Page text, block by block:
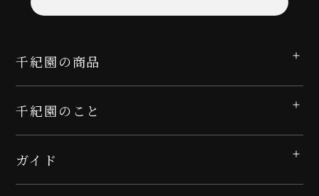
千紀園の商品
千紀園のこと
ガイド